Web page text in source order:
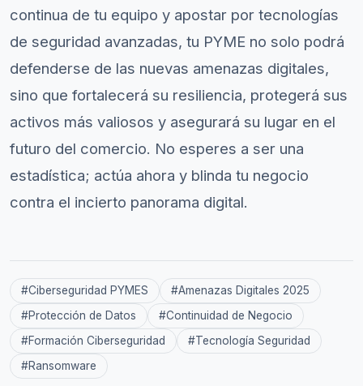
continua de tu equipo y apostar por tecnologías
de seguridad avanzadas, tu PYME no solo podrá
defenderse de las nuevas amenazas digitales,
sino que fortalecerá su resiliencia, protegerá sus
activos más valiosos y asegurará su lugar en el
futuro del comercio. No esperes a ser una
estadística; actúa ahora y blinda tu negocio
contra el incierto panorama digital.
#Ciberseguridad PYMES #Amenazas Digitales 2025
#Protección de Datos #Continuidad de Negocio
#Formación Ciberseguridad #Tecnología Seguridad
#Ransomware